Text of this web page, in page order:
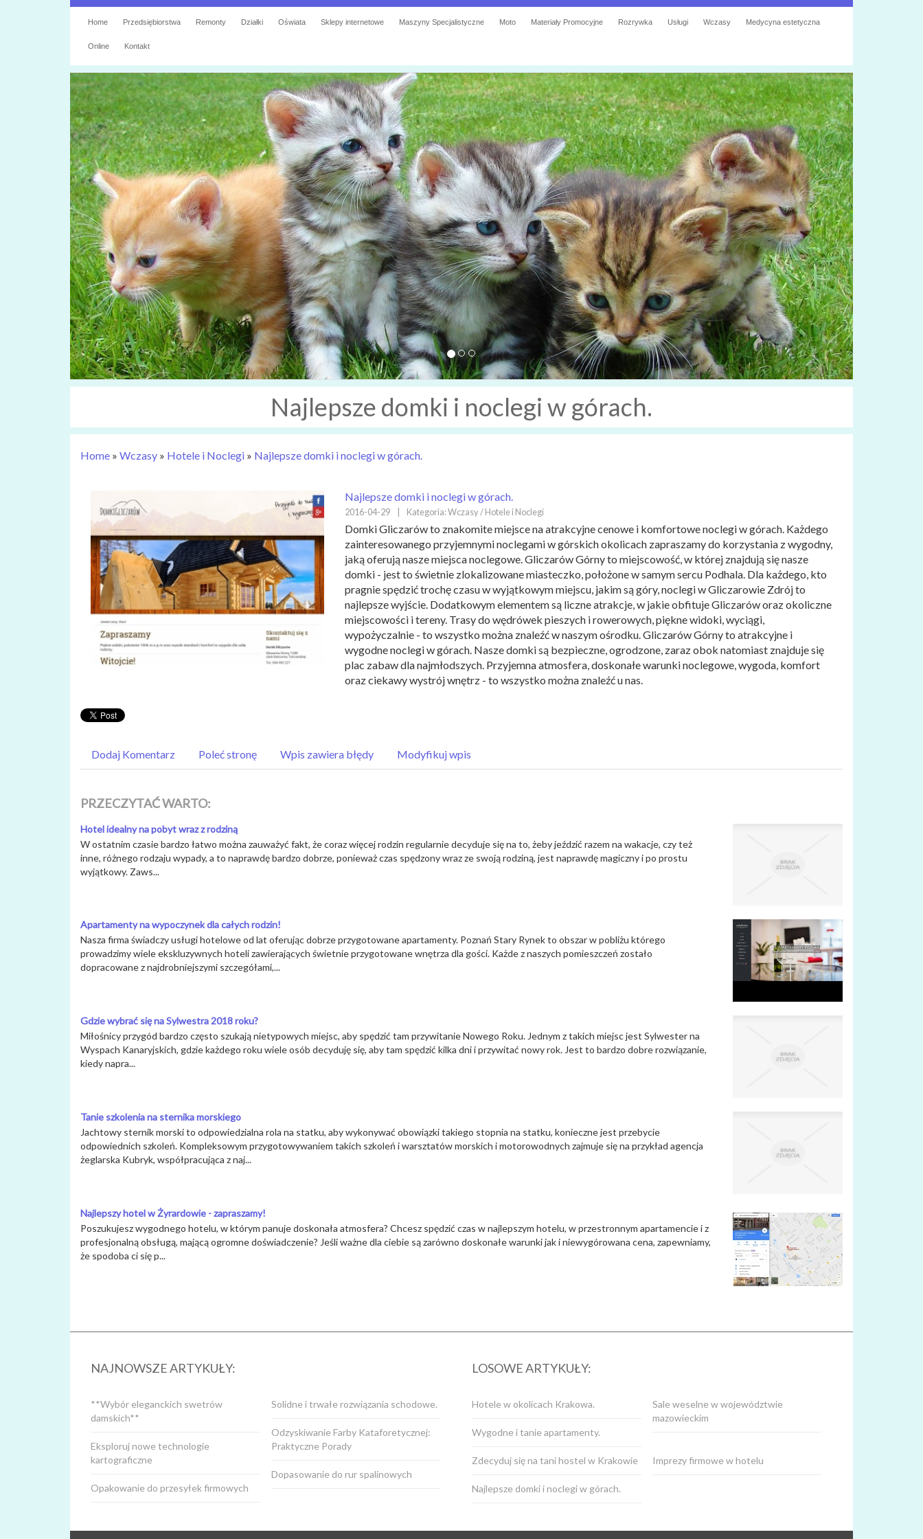
Home Przedsiębiorstwa Remonty Działki Oświata Sklepy internetowe Maszyny Specjalistyczne Moto Materiały Promocyjne Rozrywka Usługi Wczasy Medycyna estetyczna
Online Kontakt
Najlepsze domki i noclegi w górach.
Home » Wczasy » Hotele i Noclegi » Najlepsze domki i noclegi w górach.
Najlepsze domki i noclegi w górach.
2016-04-29 | Kategoria: Wczasy / Hotele i Noclegi
Domki Gliczarów to znakomite miejsce na atrakcyjne cenowe i komfortowe noclegi w górach. Każdego
zainteresowanego przyjemnymi noclegami w górskich okolicach zapraszamy do korzystania z wygodny,
jaką oferują nasze miejsca noclegowe. Gliczarów Górny to miejscowość, w której znajdują się nasze
domki - jest to świetnie zlokalizowane miasteczko, położone w samym sercu Podhala. Dla każdego, kto
pragnie spędzić trochę czasu w wyjątkowym miejscu, jakim są góry, noclegi w Gliczarowie Zdrój to
najlepsze wyjście. Dodatkowym elementem są liczne atrakcje, w jakie obfituje Gliczarów oraz okoliczne
miejscowości i tereny. Trasy do wędrówek pieszych i rowerowych, piękne widoki, wyciągi,
wypożyczalnie - to wszystko można znaleźć w naszym ośrodku. Gliczarów Górny to atrakcyjne i
wygodne noclegi w górach. Nasze domki są bezpieczne, ogrodzone, zaraz obok natomiast znajduje się
plac zabaw dla najmłodszych. Przyjemna atmosfera, doskonałe warunki noclegowe, wygoda, komfort
oraz ciekawy wystrój wnętrz - to wszystko można znaleźć u nas.
Dodaj Komentarz Poleć stronę Wpis zawiera błędy Modyfikuj wpis
PRZECZYTAĆ WARTO:
Hotel idealny na pobyt wraz z rodziną
W ostatnim czasie bardzo łatwo można zauważyć fakt, że coraz więcej rodzin regularnie decyduje się na to, żeby jeździć razem na wakacje, czy też
inne, różnego rodzaju wypady, a to naprawdę bardzo dobrze, ponieważ czas spędzony wraz ze swoją rodziną, jest naprawdę magiczny i po prostu
wyjątkowy. Zaws...
Apartamenty na wypoczynek dla całych rodzin!
Nasza firma świadczy usługi hotelowe od lat oferując dobrze przygotowane apartamenty. Poznań Stary Rynek to obszar w pobliżu którego
prowadzimy wiele ekskluzywnych hoteli zawierających świetnie przygotowane wnętrza dla gości. Każde z naszych pomieszczeń zostało
dopracowane z najdrobniejszymi szczegółami,...
Gdzie wybrać się na Sylwestra 2018 roku?
Miłośnicy przygód bardzo często szukają nietypowych miejsc, aby spędzić tam przywitanie Nowego Roku. Jednym z takich miejsc jest Sylwester na
Wyspach Kanaryjskich, gdzie każdego roku wiele osób decyduję się, aby tam spędzić kilka dni i przywitać nowy rok. Jest to bardzo dobre rozwiązanie,
kiedy napra...
Tanie szkolenia na sternika morskiego
Jachtowy sternik morski to odpowiedzialna rola na statku, aby wykonywać obowiązki takiego stopnia na statku, konieczne jest przebycie
odpowiednich szkoleń. Kompleksowym przygotowywaniem takich szkoleń i warsztatów morskich i motorowodnych zajmuje się na przykład agencja
żeglarska Kubryk, współpracująca z naj...
Najlepszy hotel w Żyrardowie - zapraszamy!
Poszukujesz wygodnego hotelu, w którym panuje doskonała atmosfera? Chcesz spędzić czas w najlepszym hotelu, w przestronnym apartamencie i z
profesjonalną obsługą, mającą ogromne doświadczenie? Jeśli ważne dla ciebie są zarówno doskonałe warunki jak i niewygórowana cena, zapewniamy,
że spodoba ci się p...
NAJNOWSZE ARTYKUŁY:
Solidne i trwałe rozwiązania schodowe.
**Wybór eleganckich swetrów
damskich**
Odzyskiwanie Farby Kataforetycznej:
Praktyczne Porady
Eksploruj nowe technologie
kartograficzne
Dopasowanie do rur spalinowych
Opakowanie do przesyłek firmowych
LOSOWE ARTYKUŁY:
Sale weselne w województwie
mazowieckim
Hotele w okolicach Krakowa.
Wygodne i tanie apartamenty.
Zdecyduj się na tani hostel w Krakowie Imprezy firmowe w hotelu
Najlepsze domki i noclegi w górach.